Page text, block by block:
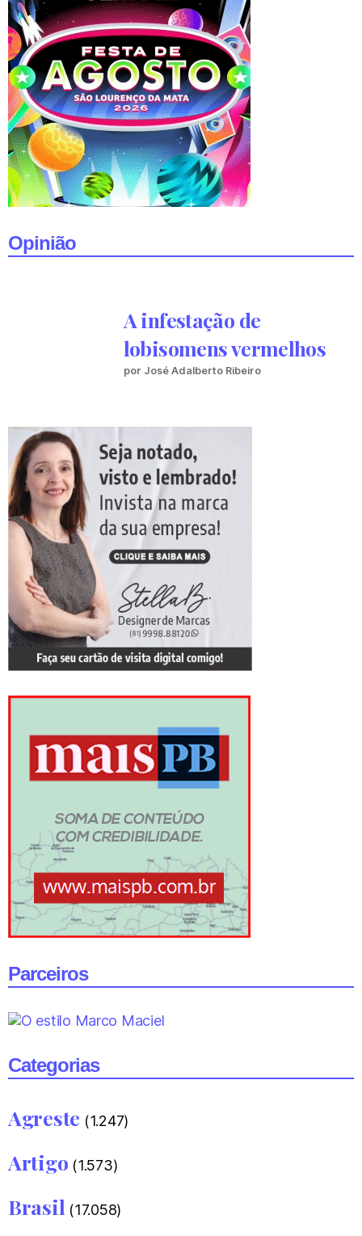
Opinião
A infestação de
lobisomens vermelhos
por José Adalberto Ribeiro
Parceiros
Categorias
Agreste (1.247)
Artigo (1.573)
Brasil (17.058)